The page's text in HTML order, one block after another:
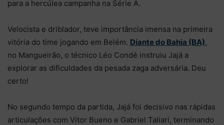
para a hercúlea campanha na Série A.
Velocista e driblador, teve importância imensa na primeira
vitória do time jogando em Belém. Diante do Bahia (BA),
no Mangueirão, o técnico Léo Condé instruiu Jajá a
explorar as dificuldades da pesada zaga adversária. Deu
certo!
No segundo tempo da partida, Jajá foi decisivo nas rápidas
articulações com Vitor Bueno e Gabriel Taliari, terminando